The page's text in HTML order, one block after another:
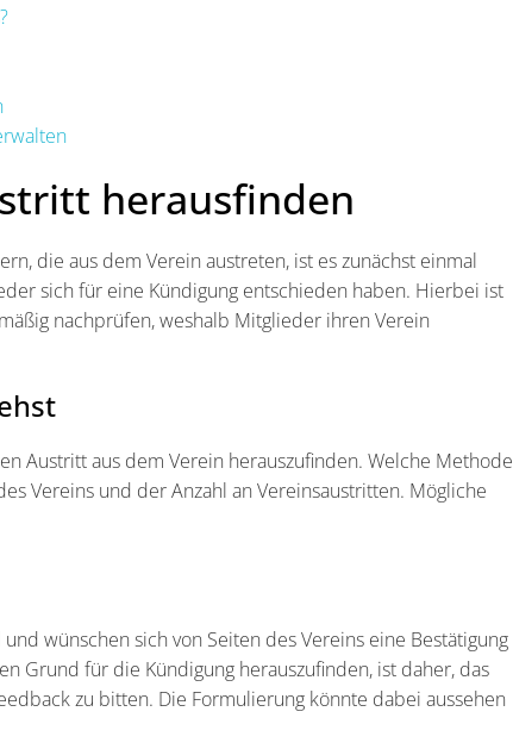
herausfinden
die aus dem Verein austreten, ist es zunächst einmal
sich für eine Kündigung entschieden haben. Hierbei ist
nachprüfen, weshalb Mitglieder ihren Verein
Austritt aus dem Verein herauszufinden. Welche Methode
Vereins und der Anzahl an Vereinsaustritten. Mögliche
wünschen sich von Seiten des Vereins eine Bestätigung
Grund für die Kündigung herauszufinden, ist daher, das
zu bitten. Die Formulierung könnte dabei aussehen